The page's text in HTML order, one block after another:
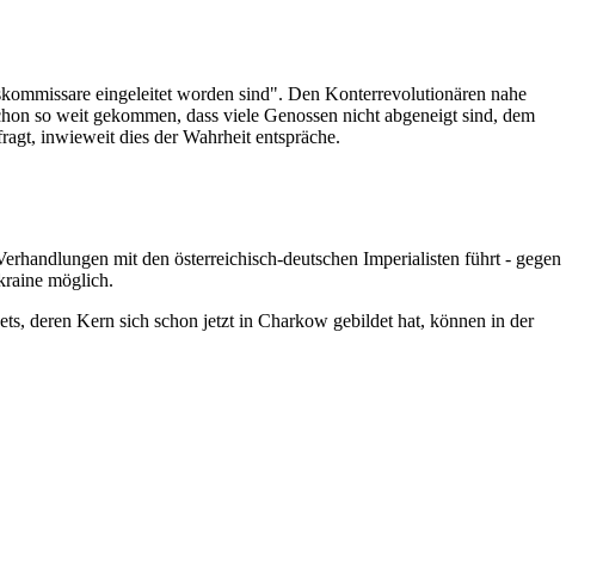
eingeleitet worden sind". Den Konterrevolutionären nahe
so weit gekommen, dass viele Genossen nicht abgeneigt sind, dem
inwieweit dies der Wahrheit entspräche.
mit den österreichisch-deutschen Imperialisten führt - gegen
möglich.
deren Kern sich schon jetzt in Charkow gebildet hat, können in der